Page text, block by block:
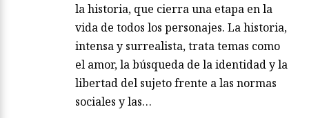
la historia, que cierra una etapa en la
vida de todos los personajes. La historia,
intensa y surrealista, trata temas como
el amor, la búsqueda de la identidad y la
libertad del sujeto frente a las normas
sociales y las…